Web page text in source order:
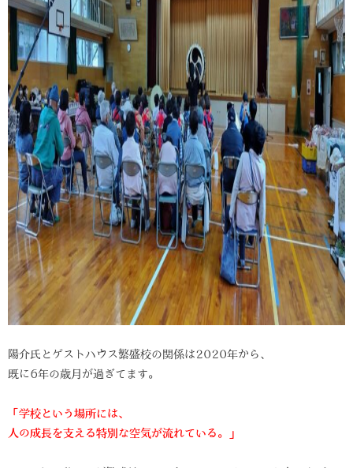
陽介氏とゲストハウス繁盛校の関係は2020年から、
既に6年の歳月が過ぎてます。
「学校という場所には、
人の成長を支える特別な空気が流れている。」